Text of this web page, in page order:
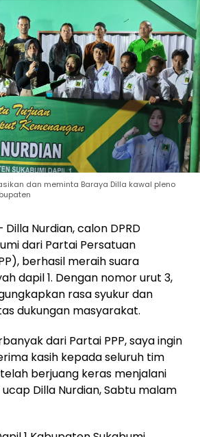
dan meminta Baraya Dilla kawal pleno
Dilla Nurdian, calon DPRD
dari Partai Persatuan
berhasil meraih suara
dapil 1. Dengan nomor urut 3,
rasa syukur dan
dukungan masyarakat.
dari Partai PPP, saya ingin
kasih kepada seluruh tim
berjuang keras menjalani
ucap Dilla Nurdian, Sabtu malam